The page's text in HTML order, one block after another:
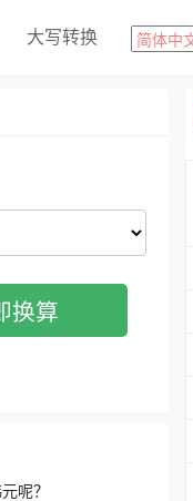
大写转换
换算
呢？